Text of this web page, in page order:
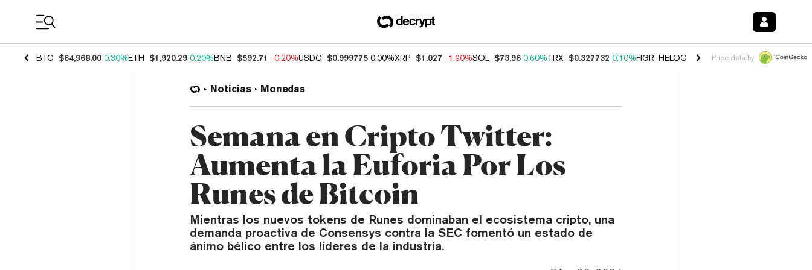
BTC $64,968.00 0.30%ETH $1,920.29 0.20%BNB $592.71 -0.20%USDC $0.999775 0.00%XRP $1.027 -1.90%SOL $73.96 0.60%TRX $0.327732 0.10%FIGR_HELOC $1.038 1.80%HYPE $55.62 -
Price data by
Noticias Monedas
Semana en Cripto Twitter:
Aumenta la Euforia Por Los
Runes de Bitcoin
Mientras los nuevos tokens de Runes dominaban el ecosistema cripto, una
demanda proactiva de Consensys contra la SEC fomentó un estado de
ánimo bélico entre los líderes de la industria.